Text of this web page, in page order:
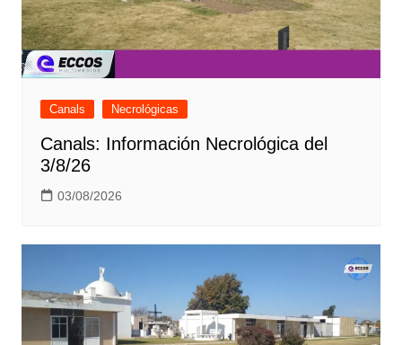
Canals Necrológicas
Canals: Información Necrológica del
3/8/26
03/08/2026